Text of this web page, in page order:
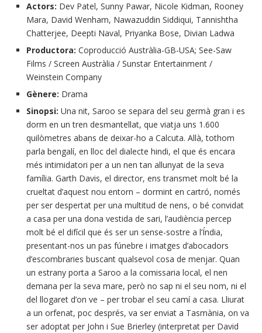
Actors: Dev Patel, Sunny Pawar, Nicole Kidman, Rooney
Mara, David Wenham, Nawazuddin Siddiqui, Tannishtha
Chatterjee, Deepti Naval, Priyanka Bose, Divian Ladwa
Productora: Coproducció Austràlia-GB-USA; See-Saw
Films / Screen Austràlia / Sunstar Entertainment /
Weinstein Company
Gènere: Drama
Sinopsi: Una nit, Saroo se separa del seu germà gran i es
dorm en un tren desmantellat, que viatja uns 1.600
quilòmetres abans de deixar-ho a Calcuta. Allà, tothom
parla bengalí, en lloc del dialecte hindi, el que és encara
més intimidatori per a un nen tan allunyat de la seva
família. Garth Davis, el director, ens transmet molt bé la
crueltat d’aquest nou entorn – dormint en cartró, només
per ser despertat per una multitud de nens, o bé convidat
a casa per una dona vestida de sari, l’audiència percep
molt bé el difícil que és ser un sense-sostre a l’Índia,
presentant-nos un pas fúnebre i imatges d’abocadors
d’escombraries buscant qualsevol cosa de menjar. Quan
un estrany porta a Saroo a la comissaria local, el nen
demana per la seva mare, però no sap ni el seu nom, ni el
del llogaret d’on ve – per trobar el seu camí a casa. Lliurat
a un orfenat, poc després, va ser enviat a Tasmània, on va
ser adoptat per John i Sue Brierley (interpretat per David